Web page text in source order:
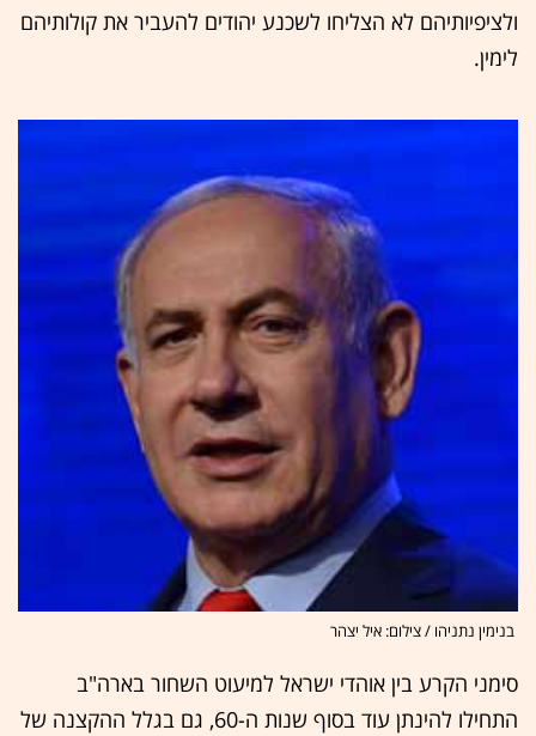
ולציפיותיהם לא הצליחו לשכנע יהודים להעביר את קולותיהם
לימין.
בנימין נתניהו / צילום: איל יצהר
סימני הקרע בין אוהדי ישראל למיעוט השחור בארה"ב
התחילו להינתן עוד בסוף שנות ה-60, גם בגלל ההקצנה של